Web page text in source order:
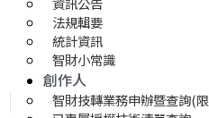
法規輯要
統計資訊
智財小常識
創作人
智財技轉業務申辦暨查詢(